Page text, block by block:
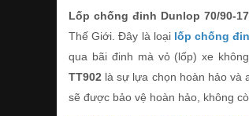
Lốp chống đinh Dunlop 70/90-
Thế Giới. Đây là loại lốp chống
qua bãi đinh mà vỏ (lốp) xe
TT902 là sự lựa chọn hoàn hảo và
sẽ được bảo vệ hoàn hảo, không